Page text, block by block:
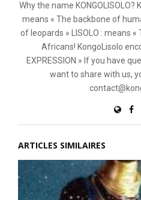
Why the name KONGOLISOLO?
means « The backbone of
of leopards » LISOLO : means «
Africans! KongoLisolo
EXPRESSION » If you have
want to share with us,
ARTICLES SIMILAIRES